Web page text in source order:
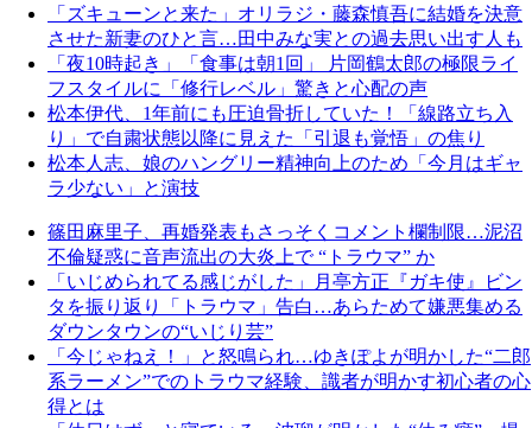
「ズキューンと来た」オリラジ・藤森慎吾に結婚を決意
させた新妻のひと言…田中みな実との過去思い出す人も
「夜10時起き」「食事は朝1回」 片岡鶴太郎の極限ライ
フスタイルに「修行レベル」驚きと心配の声
松本伊代、1年前にも圧迫骨折していた！「線路立ち入
り」で自粛状態以降に見えた「引退も覚悟」の焦り
松本人志、娘のハングリー精神向上のため「今月はギャ
ラ少ない」と演技
篠田麻里子、再婚発表もさっそくコメント欄制限…泥沼
不倫疑惑に音声流出の大炎上で “トラウマ” か
「いじめられてる感じがした」月亭方正『ガキ使』ビン
タを振り返り「トラウマ」告白…あらためて嫌悪集める
ダウンタウンの“いじり芸”
「今じゃねえ！」と怒鳴られ…ゆきぽよが明かした“二郎
系ラーメン”でのトラウマ経験、識者が明かす初心者の心
得とは